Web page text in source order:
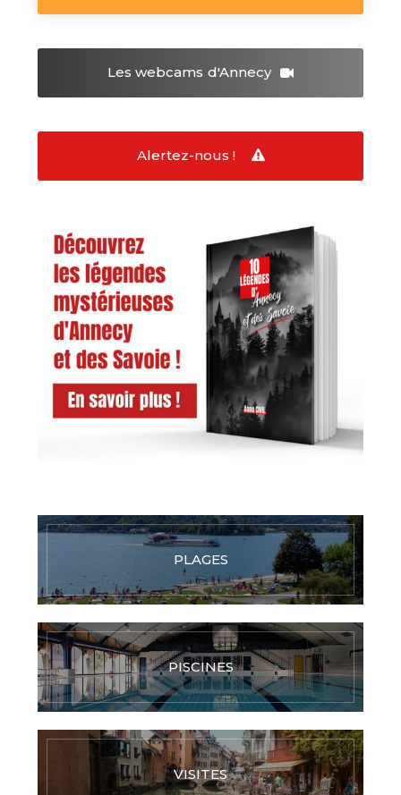
Les webcams d'Annecy
Alertez-nous !
PLAGES
PISCINES
VISITES